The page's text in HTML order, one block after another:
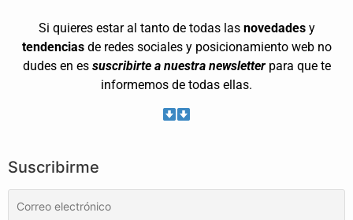
Si quieres estar al tanto de todas las novedadesy
tendenciasde redes sociales y posicionamiento web no
dudes en es suscribirte a nuestra newsletterpara que te
informemos de todas ellas.
Suscribirme